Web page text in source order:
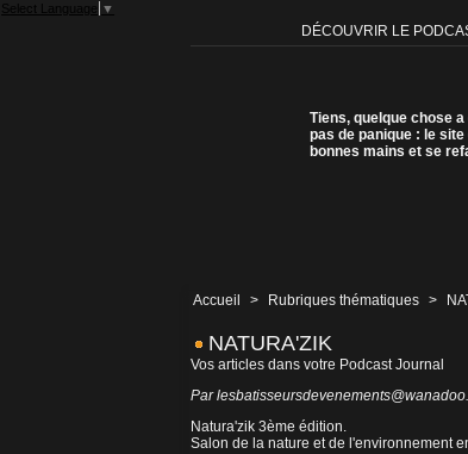
Select Language ▼
DÉCOUVRIR LE
Tiens, quelque chose a
pas de panique : le
bonnes mains et se
Accueil > Rubriques thématiques >
NATURA'ZIK
Vos articles dans votre Podcast Journal
Par
Natura'zik 3ème édition.
Salon de la nature et de l'environnement